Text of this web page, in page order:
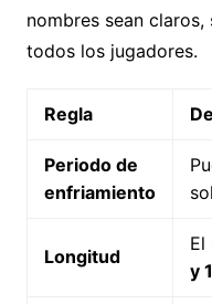
nombres sean
todos los jugadores.
Regla
Periodo de
enfriamiento
Longitud
El
y